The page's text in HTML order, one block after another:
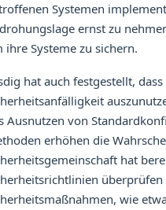
Systemen
ernst zu
ihre Systeme zu sichern.
hat auch festgestellt,
Ausnutzen von
erhöhen die
hat
wie